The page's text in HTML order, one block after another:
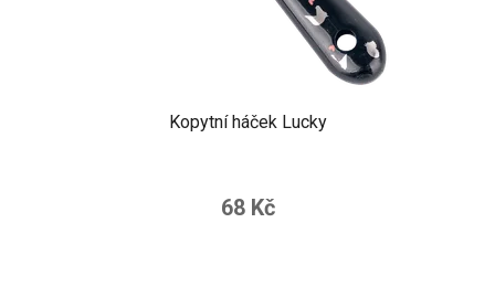
Kopytní háček Lucky
68 Kč